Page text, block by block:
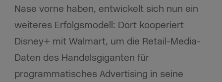
Nase vorne haben, entwickelt sich nun ein
weiteres Erfolgsmodell: Dort kooperiert
Disney+ mit Walmart, um die Retail-Media-
Daten des Handelsgiganten für
programmatisches Advertising in seine